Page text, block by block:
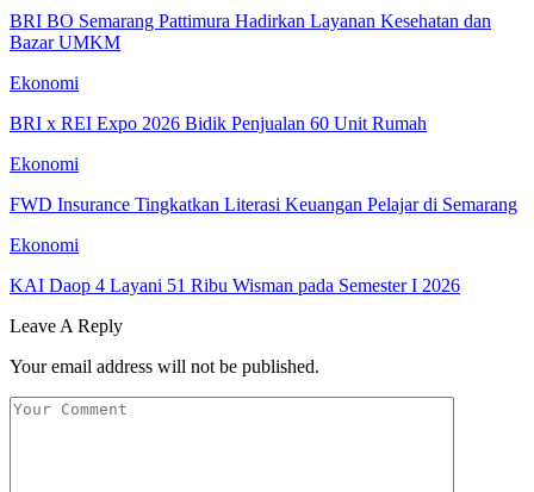
BRI BO Semarang Pattimura Hadirkan Layanan Kesehatan dan
Bazar UMKM
Ekonomi
BRI x REI Expo 2026 Bidik Penjualan 60 Unit Rumah
Ekonomi
FWD Insurance Tingkatkan Literasi Keuangan Pelajar di Semarang
Ekonomi
KAI Daop 4 Layani 51 Ribu Wisman pada Semester I 2026
Leave A Reply
Your email address will not be published.